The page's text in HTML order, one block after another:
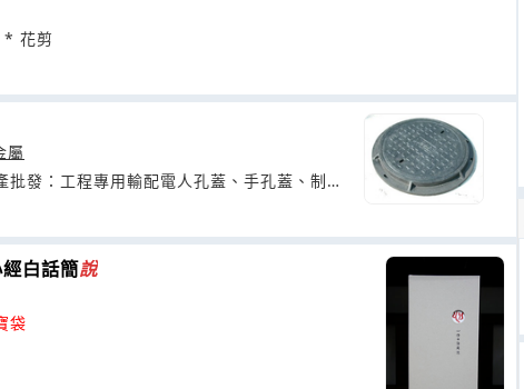
花剪
屬
批發：工程專用輸配電人孔蓋、手孔蓋、制
污水蓋
白話簡說
袋